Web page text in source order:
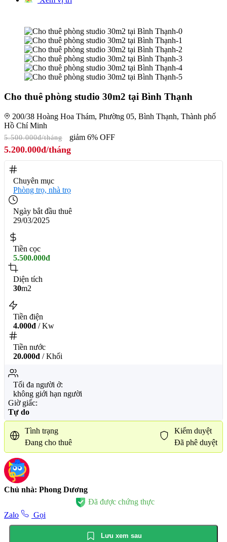
Cho thuê phòng studio 30m2 tại Bình Thạnh
200/38 Hoàng Hoa Thám, Phường 05, Bình Thạnh, Thành phố
Hồ Chí Minh
5.500.000đ/tháng giảm 6% OFF
5.200.000đ/tháng
Chuyên mục
Phòng trọ, nhà trọ
Ngày bắt đầu thuê
29/03/2025
Tiền cọc
5.500.000đ
Diện tích
30m2
Tiền điện
4.000đ / Kw
Tiền nước
20.000đ / Khối
Tối đa người ở:
không giới hạn người
Giờ giấc:
Tự do
Tình trạng
Đang cho thuê
Kiểm duyệt
Đã phê duyệt
Chủ nhà: Phong Dương
Đã được chứng thực
Zalo
Gọi
Lưu xem sau